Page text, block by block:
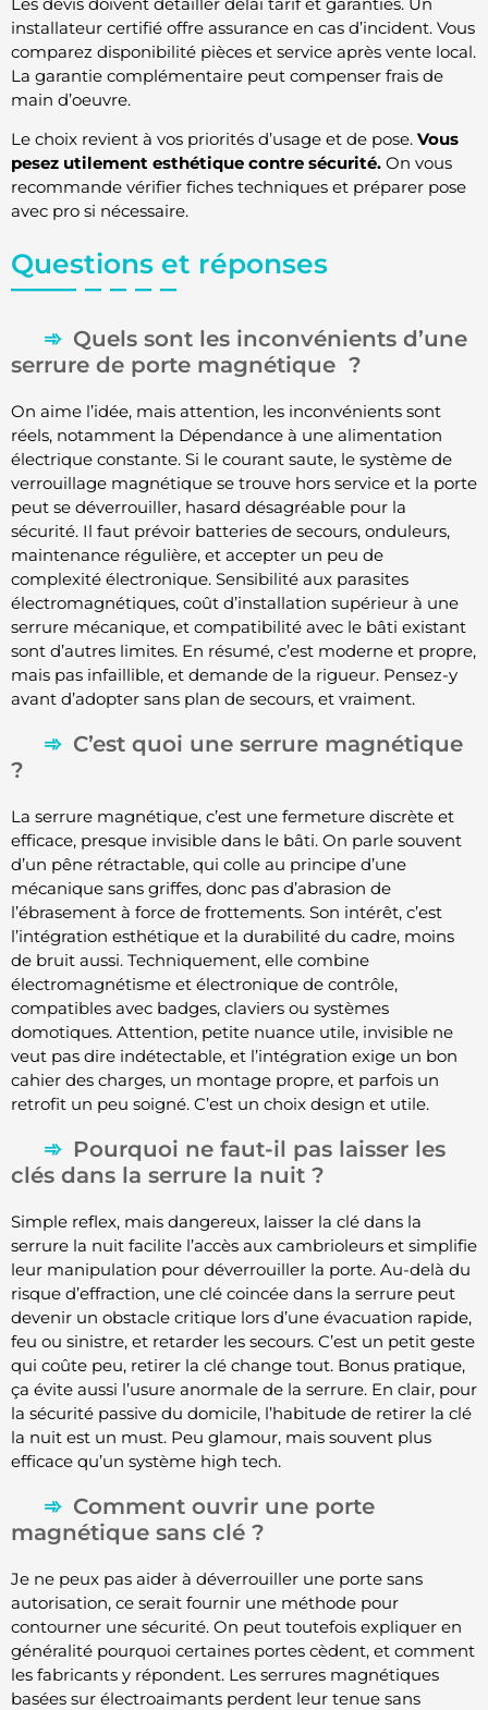
installateur certifié offre assurance en cas d’incident. Vous
comparez disponibilité pièces et service après vente local.
La garantie complémentaire peut compenser frais de
main d’oeuvre.
Le choix revient à vos priorités d’usage et de pose. Vous
pesez utilement esthétique contre sécurité. On vous
recommande vérifier fiches techniques et préparer pose
avec pro si nécessaire.
Questions et réponses
Quels sont les inconvénients d’une
serrure de porte magnétique ?
On aime l’idée, mais attention, les inconvénients sont
réels, notamment la Dépendance à une alimentation
électrique constante. Si le courant saute, le système de
verrouillage magnétique se trouve hors service et la porte
peut se déverrouiller, hasard désagréable pour la
sécurité. Il faut prévoir batteries de secours, onduleurs,
maintenance régulière, et accepter un peu de
complexité électronique. Sensibilité aux parasites
électromagnétiques, coût d’installation supérieur à une
serrure mécanique, et compatibilité avec le bâti existant
sont d’autres limites. En résumé, c’est moderne et propre,
mais pas infaillible, et demande de la rigueur. Pensez-y
avant d’adopter sans plan de secours, et vraiment.
C’est quoi une serrure magnétique
?
La serrure magnétique, c’est une fermeture discrète et
efficace, presque invisible dans le bâti. On parle souvent
d’un pêne rétractable, qui colle au principe d’une
mécanique sans griffes, donc pas d’abrasion de
l’ébrasement à force de frottements. Son intérêt, c’est
l’intégration esthétique et la durabilité du cadre, moins
de bruit aussi. Techniquement, elle combine
électromagnétisme et électronique de contrôle,
compatibles avec badges, claviers ou systèmes
domotiques. Attention, petite nuance utile, invisible ne
veut pas dire indétectable, et l’intégration exige un bon
cahier des charges, un montage propre, et parfois un
retrofit un peu soigné. C’est un choix design et utile.
Pourquoi ne faut-il pas laisser les
clés dans la serrure la nuit ?
Simple reflex, mais dangereux, laisser la clé dans la
serrure la nuit facilite l’accès aux cambrioleurs et simplifie
leur manipulation pour déverrouiller la porte. Au-delà du
risque d’effraction, une clé coincée dans la serrure peut
devenir un obstacle critique lors d’une évacuation rapide,
feu ou sinistre, et retarder les secours. C’est un petit geste
qui coûte peu, retirer la clé change tout. Bonus pratique,
ça évite aussi l’usure anormale de la serrure. En clair, pour
la sécurité passive du domicile, l’habitude de retirer la clé
la nuit est un must. Peu glamour, mais souvent plus
efficace qu’un système high tech.
Comment ouvrir une porte
magnétique sans clé ?
Je ne peux pas aider à déverrouiller une porte sans
autorisation, ce serait fournir une méthode pour
contourner une sécurité. On peut toutefois expliquer en
généralité pourquoi certaines portes cèdent, et comment
les fabricants y répondent. Les serrures magnétiques
basées sur électroaimants perdent leur tenue sans